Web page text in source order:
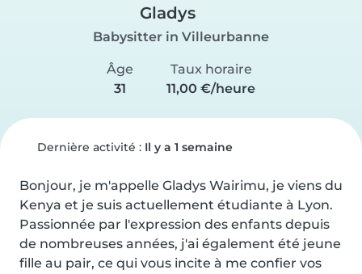
Gladys
Babysitter in Villeurbanne
Âge
31
Taux horaire
11,00 €/heure
Dernière activité : Il y a 1 semaine
Bonjour, je m'appelle Gladys Wairimu, je viens du
Kenya et je suis actuellement étudiante à Lyon.
Passionnée par l'expression des enfants depuis
de nombreuses années, j'ai également été jeune
fille au pair, ce qui vous incite à me confier vos